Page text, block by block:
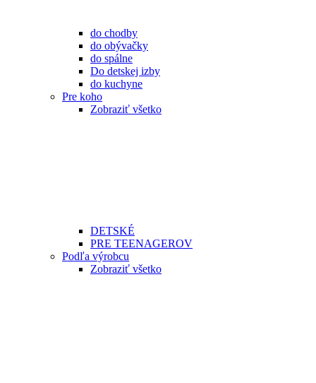
do chodby
do obývačky
do spálne
Do detskej izby
do kuchyne
Pre koho
Zobraziť všetko
DETSKÉ
PRE TEENAGEROV
Podľa výrobcu
Zobraziť všetko